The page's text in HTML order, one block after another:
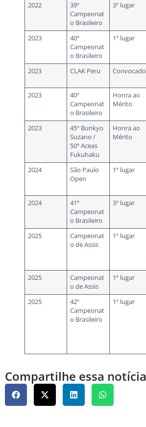
2022
39º
Campeonat
o Brasileiro
3º lugar
2023
40º
Campeonat
o Brasileiro
1º lugar
2023
CLAK Peru Convocado
2023
40º
Campeonat
o Brasileiro
Honra ao
Mérito
2023
45º Bunkyo
Suzano /
50º Aceas
Fukuhaku
Honra ao
Mérito
2024
São Paulo
Open
1º lugar
2024
41º
Campeonat
o Brasileiro
3º lugar
2025
Campeonat
o de Assis
1º lugar
2025
Campeonat
o de Assis
1º lugar
2025
42º
Campeonat
o Brasileiro
1º lugar
Compartilhe essa notícia